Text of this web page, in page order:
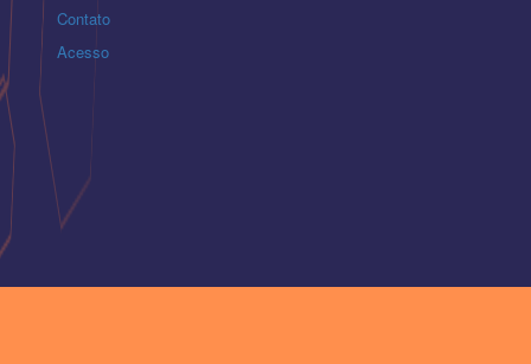
Contato
Acesso